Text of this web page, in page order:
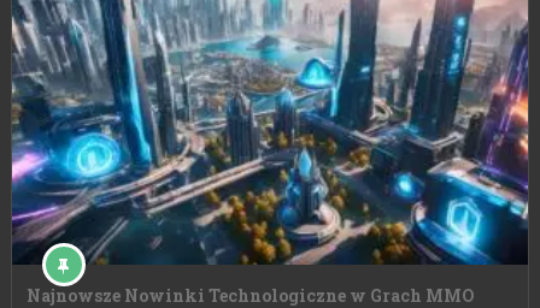
Najnowsze Nowinki Technologiczne w Grach MMO